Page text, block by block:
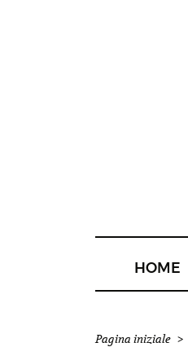
HOME
Pagina iniziale >